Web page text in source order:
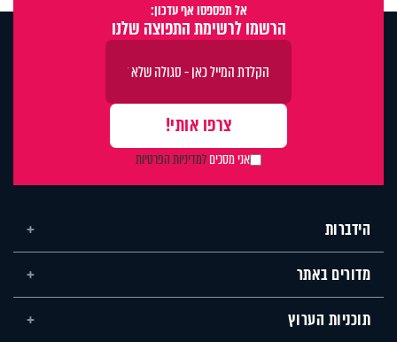
אל תפספסו אף עדכון:
הרשמו לרשימת התפוצה שלנו
אני מסכיםלמדיניות הפרטיות
הידברות
מדורים באתר
תוכניות הערוץ